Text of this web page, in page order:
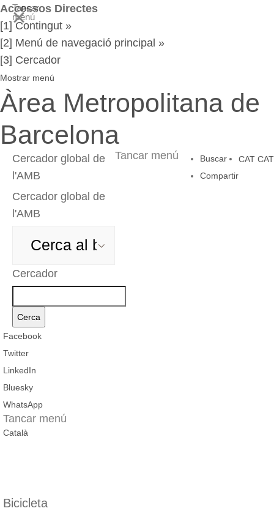
Accessos Directes
[1] Contingut »
[2] Menú de navegació principal »
[3] Cercador
Mostrar menú
Àrea Metropolitana de
Barcelona
CAT CAT
Buscar
Compartir
Tancar menú
Cercador global de
l'AMB
Cercador global de
l'AMB
Cercador
Cerca
text
Cercador
global
de
l'AMB
Cercador
Facebook
Twitter
LinkedIn
Bluesky
WhatsApp
Tancar menú
Català
Tancar
menú
Bicicleta